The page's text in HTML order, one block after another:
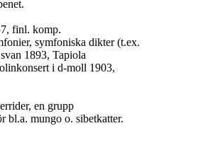
finl. komp.
symfoniska dikter (t.ex.
1893, Tapiola
i d-moll 1903,
en grupp
bl.a. mungo o. sibetkatter.